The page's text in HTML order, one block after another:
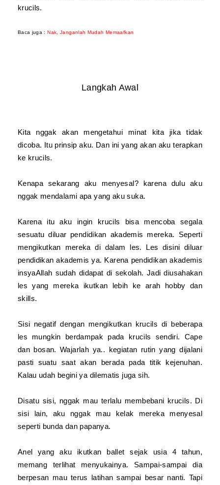
krucils.
Baca juga :Nak, Janganlah Mudah Memaafkan
Langkah Awal
Kita nggak akan mengetahui minat kita jika tidak
dicoba. Itu prinsip aku. Dan ini yang akan aku terapkan
ke krucils.
Kenapa sekarang aku menyesal? karena dulu aku
nggak mendalami apa yang aku suka.
Karena itu aku ingin krucils bisa mencoba segala
sesuatu diluar pendidikan akademis mereka. Seperti
mengikutkan mereka di dalam les. Les disini diluar
pendidikan akademis ya. Karena pendidikan akademis
insyaAllah sudah didapat di sekolah. Jadi diusahakan
les yang mereka ikutkan lebih ke arah hobby dan
skills.
Sisi negatif dengan mengikutkan krucils di beberapa
les mungkin berdampak pada krucils sendiri. Cape
dan bosan. Wajarlah ya.. kegiatan rutin yang dijalani
pasti suatu saat akan berada pada titik kejenuhan.
Kalau udah begini ya dilematis juga sih.
Disatu sisi, nggak mau terlalu membebani krucils. Di
sisi lain, aku nggak mau kelak mereka menyesal
seperti bunda dan papanya.
Anel yang aku ikutkan ballet sejak usia 4 tahun,
memang terlihat menyukainya. Sampai-sampai dia
berpesan mau terus latihan sampai besar nanti. Tapi